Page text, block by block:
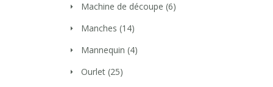
Machine de découpe (6)
Manches (14)
Mannequin (4)
Ourlet (25)